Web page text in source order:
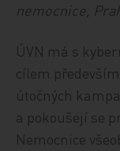
nemocnice,
ÚVN má s
cílem
útočných
a pokoušejí se
Nemocnice